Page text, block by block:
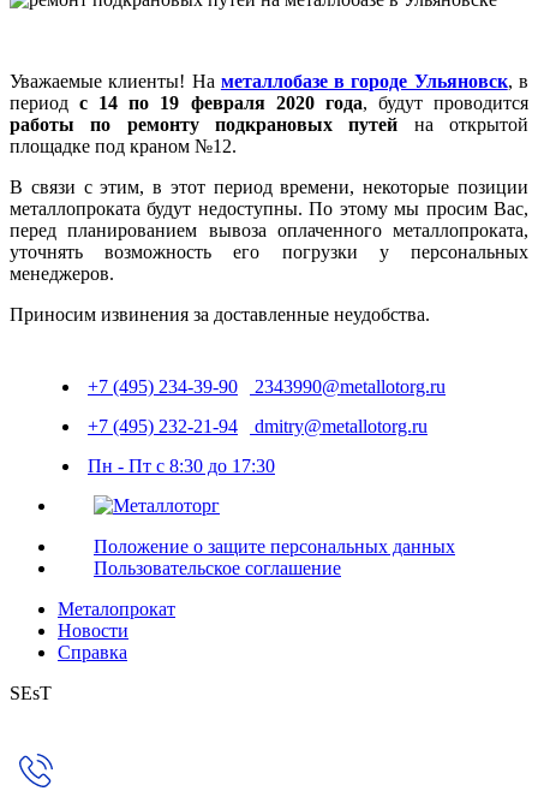
Уважаемые клиенты! На металлобазе в городе Ульяновск, в
периодс 14 по 19 февраля 2020 года, будут проводится
работы по ремонту подкрановых путей на открытой
площадке под краном №12.
В связи с этим, в этот период времени, некоторые позиции
металлопроката будут недоступны. По этому мы просим Вас,
перед планированием вывоза оплаченного металлопроката,
уточнять возможность его погрузки у персональных
менеджеров.
Приносим извинения за доставленные неудобства.
+7 (495) 234-39-90
2343990@metallotorg.ru
+7 (495) 232-21-94
dmitry@metallotorg.ru
Пн - Пт с 8:30 до 17:30
Положение о защите персональных данных
Пользовательское соглашение
Металопрокат
Новости
Справка
SEsT